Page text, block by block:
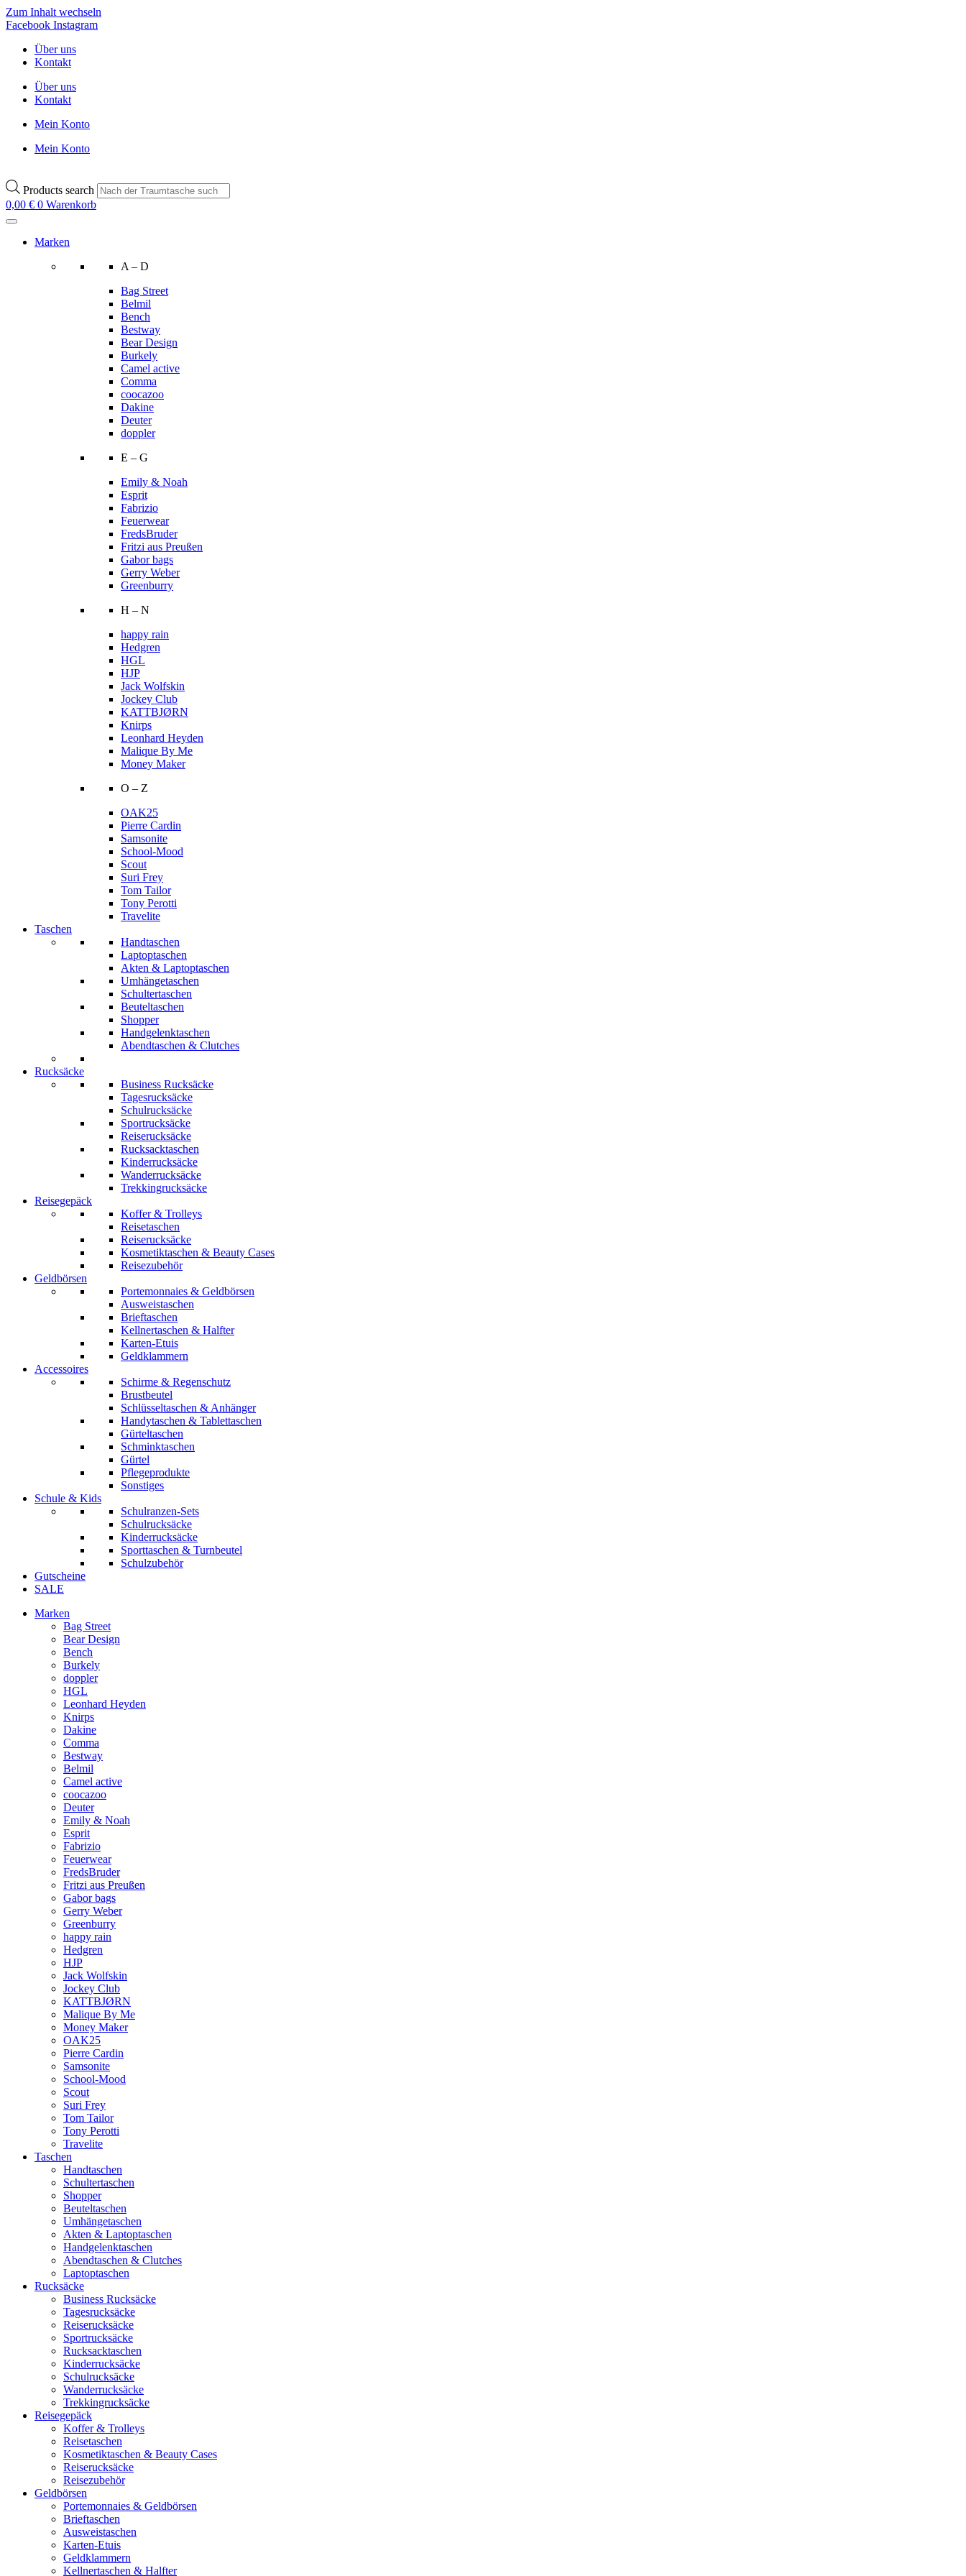
Zum Inhalt wechseln
Facebook Instagram
Über uns
Kontakt
Über uns
Kontakt
Mein Konto
Mein Konto
Products search
0,00 € 0 Warenkorb
Marken
A – D
Bag Street
Belmil
Bench
Bestway
Bear Design
Burkely
Camel active
Comma
coocazoo
Dakine
Deuter
doppler
E – G
Emily & Noah
Esprit
Fabrizio
Feuerwear
FredsBruder
Fritzi aus Preußen
Gabor bags
Gerry Weber
Greenburry
H – N
happy rain
Hedgren
HGL
HJP
Jack Wolfskin
Jockey Club
KATTBJØRN
Knirps
Leonhard Heyden
Malique By Me
Money Maker
O – Z
OAK25
Pierre Cardin
Samsonite
School-Mood
Scout
Suri Frey
Tom Tailor
Tony Perotti
Travelite
Taschen
Handtaschen
Laptoptaschen
Akten & Laptoptaschen
Umhängetaschen
Schultertaschen
Beuteltaschen
Shopper
Handgelenktaschen
Abendtaschen & Clutches
Rucksäcke
Business Rucksäcke
Tagesrucksäcke
Schulrucksäcke
Sportrucksäcke
Reiserucksäcke
Rucksacktaschen
Kinderrucksäcke
Wanderrucksäcke
Trekkingrucksäcke
Reisegepäck
Koffer & Trolleys
Reisetaschen
Reiserucksäcke
Kosmetiktaschen & Beauty Cases
Reisezubehör
Geldbörsen
Portemonnaies & Geldbörsen
Ausweistaschen
Brieftaschen
Kellnertaschen & Halfter
Karten-Etuis
Geldklammern
Accessoires
Schirme & Regenschutz
Brustbeutel
Schlüsseltaschen & Anhänger
Handytaschen & Tablettaschen
Gürteltaschen
Schminktaschen
Gürtel
Pflegeprodukte
Sonstiges
Schule & Kids
Schulranzen-Sets
Schulrucksäcke
Kinderrucksäcke
Sporttaschen & Turnbeutel
Schulzubehör
Gutscheine
SALE
Marken
Bag Street
Bear Design
Bench
Burkely
doppler
HGL
Leonhard Heyden
Knirps
Dakine
Comma
Bestway
Belmil
Camel active
coocazoo
Deuter
Emily & Noah
Esprit
Fabrizio
Feuerwear
FredsBruder
Fritzi aus Preußen
Gabor bags
Gerry Weber
Greenburry
happy rain
Hedgren
HJP
Jack Wolfskin
Jockey Club
KATTBJØRN
Malique By Me
Money Maker
OAK25
Pierre Cardin
Samsonite
School-Mood
Scout
Suri Frey
Tom Tailor
Tony Perotti
Travelite
Taschen
Handtaschen
Schultertaschen
Shopper
Beuteltaschen
Umhängetaschen
Akten & Laptoptaschen
Handgelenktaschen
Abendtaschen & Clutches
Laptoptaschen
Rucksäcke
Business Rucksäcke
Tagesrucksäcke
Reiserucksäcke
Sportrucksäcke
Rucksacktaschen
Kinderrucksäcke
Schulrucksäcke
Wanderrucksäcke
Trekkingrucksäcke
Reisegepäck
Koffer & Trolleys
Reisetaschen
Kosmetiktaschen & Beauty Cases
Reiserucksäcke
Reisezubehör
Geldbörsen
Portemonnaies & Geldbörsen
Brieftaschen
Ausweistaschen
Karten-Etuis
Geldklammern
Kellnertaschen & Halfter